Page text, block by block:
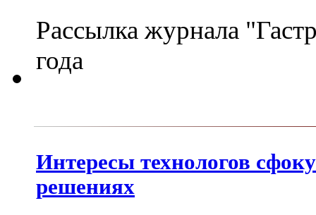
Рассылка журнала
года
Интересы технологов
решениях